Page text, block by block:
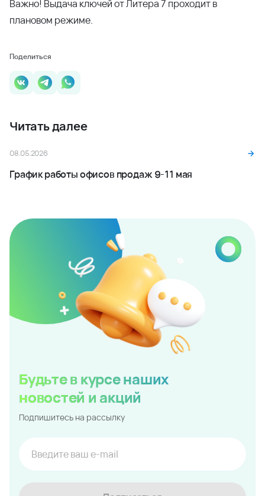
Будьте в курсе наших
новостей и акций
Подпишитесь на рассылку
Важно! Выдача ключей от Литера 7 проходит в
плановом режиме.
Поделиться
Читать далее
08.05.2026
График работы офисов продаж 9-11 мая